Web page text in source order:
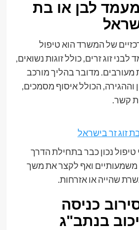
לבן או בת
של המשרד הוא טיפול
זוג זרים, כולל זוגות נשואים,
מעורבים. מדובר בהליך מורכב
וההגירה, הכולל איסוף מסמכים,
קשר.
זוג זר בישראל
נכון כבר בתחילת הדרך
משמעותיים ואף לקצר את משך
שהייה או אזרחות.
כניסה
בנתב"ג